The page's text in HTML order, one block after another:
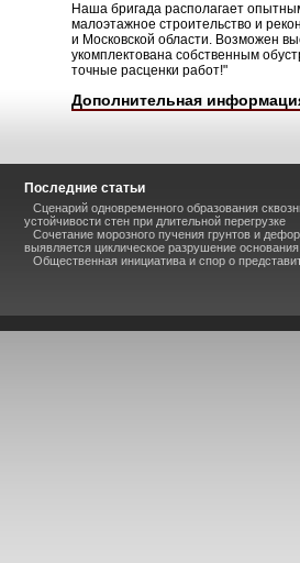
Наша бригада располагает
малоэтажное строительство и
и Московской области. Возможен
укомплектована собственным
точные расценки работ!"
Дополнительная
Последние статьи
Сценарий одновременного образования
устойчивости стен при длительной перегрузке
Сочетание морозного пучения грунтов и
выявляется циклическое разрушение основания
Общественная инициатива и спор о